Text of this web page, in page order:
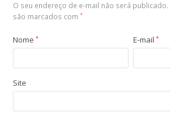
O seu endereço de e-mail não será publicado.
são marcados com*
Nome* E-mail*
Site